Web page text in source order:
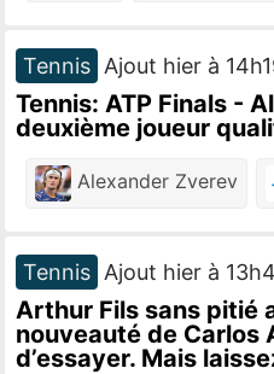
Tennis Ajout hier à
Tennis: ATP Finals -
deuxième joueur
Alexander Zverev
Tennis Ajout hier à
Arthur Fils sans pitié
nouveauté de Carlos
d’essayer. Mais